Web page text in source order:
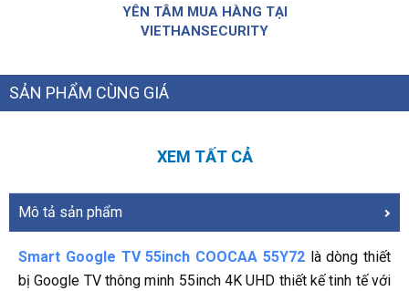
YÊN TÂM MUA HÀNG TẠI
VIETHANSECURITY
SẢN PHẨM CÙNG GIÁ
XEM TẤT CẢ
Mô tả sản phẩm
Smart Google TV 55inch COOCAA 55Y72là dòng thiết
bị Google TV thông minh 55inch 4K UHD thiết kế tinh tế với